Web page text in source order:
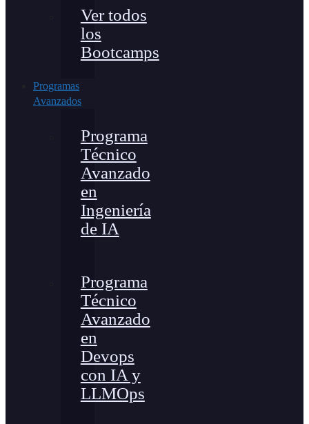
Ver todos
los
Bootcamps
Programas
Avanzados
Programa
Técnico
Avanzado
en
Ingeniería
de IA
Programa
Técnico
Avanzado
en
Devops
con IA y
LLMOps